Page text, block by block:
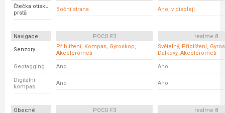
Čtečka otisku
prstů
Boční strana Ano, v displeji
Navigace POCO F3
realme 8
Senzory
Přiblížení, Kompas, Gyroskop,
Akcelerometr
Světelný, Přiblížení,
Dálkový, Akcelerometr
Geotagging Ano Ano
Digitální
kompas
Ano Ano
Obecné POCO F3
realme 8